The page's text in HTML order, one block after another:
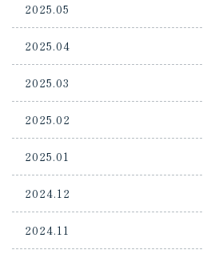
2025.05
2025.04
2025.03
2025.02
2025.01
2024.12
2024.11